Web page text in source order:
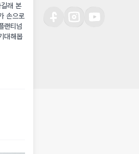
래 본
손으로
랜티넘
대해봅